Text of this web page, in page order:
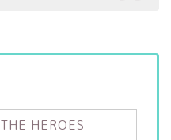
THE HEROES